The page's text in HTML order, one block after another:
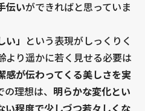
伝いができればと思っていま
」
という表現がしっくりく
より遥かに若く見せる必要は
感が伝わってくる美しさを実
理想は、 明らかな変化とい
い程度で少しづつ若々しくな